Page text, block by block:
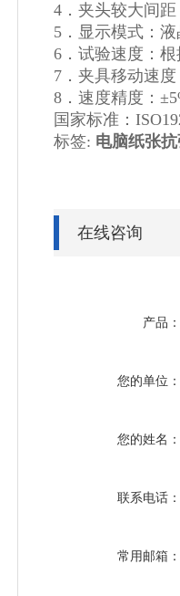
4．夹头较大间距
5．显示模式：
6．试验速度：
7．夹具移动速
8．速度精度：
国家标准：
标签: 电脑纸张
在线咨询
产品：
您的单位：
您的姓名：
联系电话：
常用邮箱：